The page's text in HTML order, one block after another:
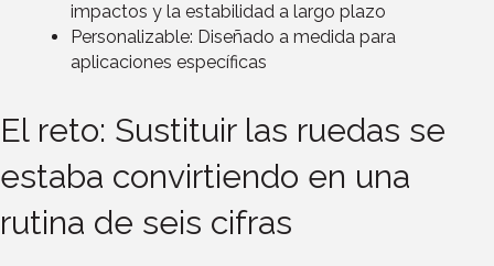
impactos y la estabilidad a largo plazo
Personalizable: Diseñado a medida para
aplicaciones específicas
El reto: Sustituir las ruedas se
estaba convirtiendo en una
rutina de seis cifras